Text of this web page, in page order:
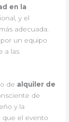
en la
y el
adecuada.
un equipo
a las
de alquiler de
de
y la
que el evento